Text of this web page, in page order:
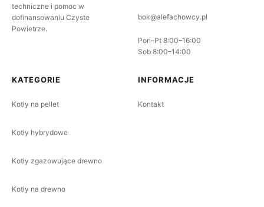
techniczne i pomoc w
dofinansowaniu Czyste
Powietrze.
bok@alefachowcy.pl
Pon–Pt 8:00–16:00
Sob 8:00–14:00
KATEGORIE
Kotły na pellet
Kotły hybrydowe
Kotły zgazowujące drewno
Kotły na drewno
INFORMACJE
Kontakt